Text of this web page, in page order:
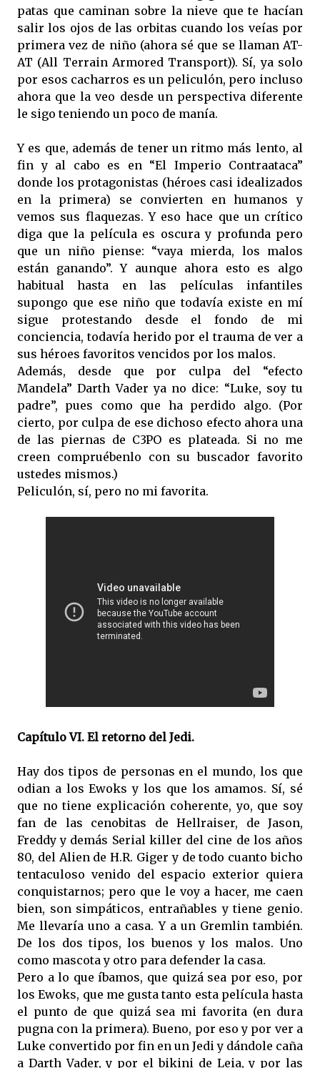
patas que caminan sobre la nieve que te hacían
salir los ojos de las orbitas cuando los veías por
primera vez de niño (ahora sé que se llaman AT-
AT (All Terrain Armored Transport)). Sí, ya solo
por esos cacharros es un peliculón, pero incluso
ahora que la veo desde un perspectiva diferente
le sigo teniendo un poco de manía.
Y es que, además de tener un ritmo más lento, al
fin y al cabo es en “El Imperio Contraataca”
donde los protagonistas (héroes casi idealizados
en la primera) se convierten en humanos y
vemos sus flaquezas. Y eso hace que un crítico
diga que la película es oscura y profunda pero
que un niño piense: “vaya mierda, los malos
están ganando”. Y aunque ahora esto es algo
habitual hasta en las películas infantiles
supongo que ese niño que todavía existe en mí
sigue protestando desde el fondo de mi
conciencia, todavía herido por el trauma de ver a
sus héroes favoritos vencidos por los malos.
Además, desde que por culpa del “efecto
Mandela” Darth Vader ya no dice: “Luke, soy tu
padre”, pues como que ha perdido algo. (Por
cierto, por culpa de ese dichoso efecto ahora una
de las piernas de C3PO es plateada. Si no me
creen compruébenlo con su buscador favorito
ustedes mismos.)
Peliculón, sí, pero no mi favorita.
Capítulo VI. El retorno del Jedi.
Hay dos tipos de personas en el mundo, los que
odian a los Ewoks y los que los amamos. Sí, sé
que no tiene explicación coherente, yo, que soy
fan de las cenobitas de Hellraiser, de Jason,
Freddy y demás Serial killer del cine de los años
80, del Alien de H.R. Giger y de todo cuanto bicho
tentaculoso venido del espacio exterior quiera
conquistarnos; pero que le voy a hacer, me caen
bien, son simpáticos, entrañables y tiene genio.
Me llevaría uno a casa. Y a un Gremlin también.
De los dos tipos, los buenos y los malos. Uno
como mascota y otro para defender la casa.
Pero a lo que íbamos, que quizá sea por eso, por
los Ewoks, que me gusta tanto esta película hasta
el punto de que quizá sea mi favorita (en dura
pugna con la primera). Bueno, por eso y por ver a
Luke convertido por fin en un Jedi y dándole caña
a Darth Vader, y por el bikini de Leia, y por las